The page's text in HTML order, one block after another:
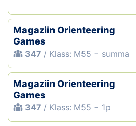
Magaziin Orienteering
Games
347 / Klass: M55 − summa
Magaziin Orienteering
Games
347 / Klass: M55 − 1p